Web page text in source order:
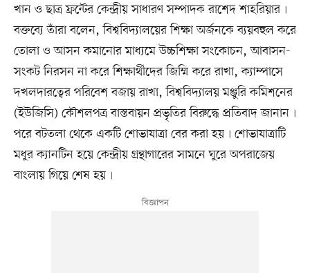
খান ও ছাত্র ফ্রন্টের কেন্দ্রীয় সাধারণ সম্পাদক রাশেদ শাহরিয়ার৷
বক্তব্যে তাঁরা বলেন, বিশ্ববিদ্যালয়ের শিক্ষা অর্জনকে ব্যয়বহুল করে
তোলা ও আসন কমানোর মাধ্যমে উচ্চশিক্ষা সংকোচন, আবাসন-
সংকট নিরসন না করে শিক্ষার্থীদের জিম্মি করে রাখা, ক্যাম্পাসে
দখলদারত্বের পরিবেশ বজায় রাখা, বিশ্ববিদ্যালয় মঞ্জুরি কমিশনের
(ইউজিসি) কৌশলপত্র বাস্তবায়ন প্রভৃতির বিরুদ্ধে প্রতিবাদ জানান৷
পরে বটতলা থেকে একটি শোভাযাত্রা বের করা হয়৷ শোভাযাত্রাটি
মধুর ক্যানটিন হয়ে কেন্দ্রীয় গ্রন্থাগারের সামনে ঘুরে অপরাজেয়
বাংলায় গিয়ে শেষ হয়৷